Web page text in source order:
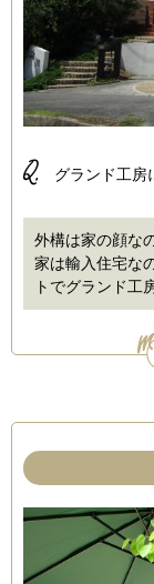
Q. グランド工房
外構は家の顔な
家は輸入住宅な
トでグランド工